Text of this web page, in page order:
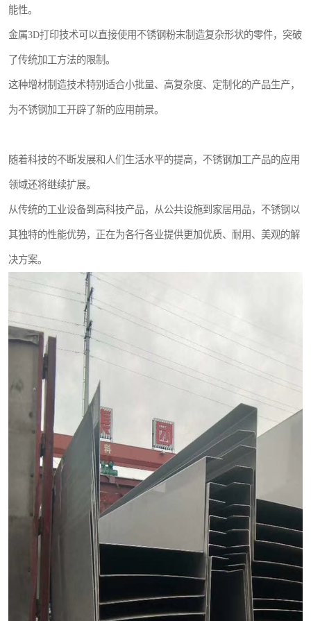
能性。
金属3D打印技术可以直接使用不锈钢粉末制造复杂形状的零件，突破
了传统加工方法的限制。
这种增材制造技术特别适合小批量、高复杂度、定制化的产品生产，
为不锈钢加工开辟了新的应用前景。
随着科技的不断发展和人们生活水平的提高，不锈钢加工产品的应用
领域还将继续扩展。
从传统的工业设备到高科技产品，从公共设施到家居用品，不锈钢以
其独特的性能优势，正在为各行各业提供更加优质、耐用、美观的解
决方案。